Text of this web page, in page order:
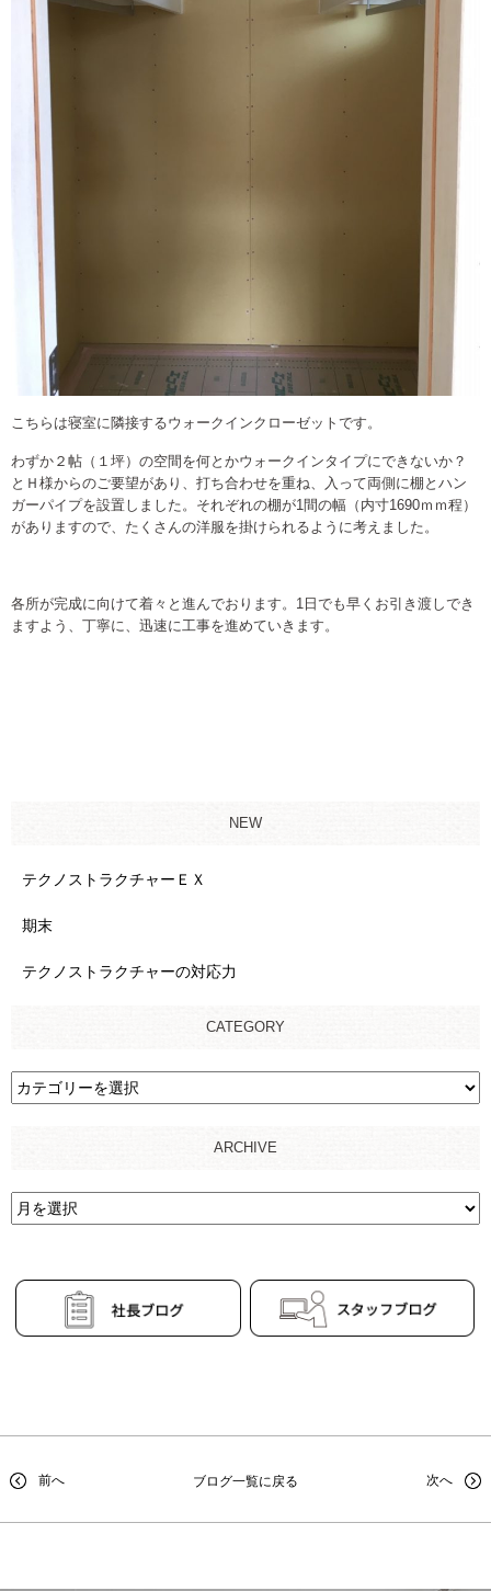
こちらは寝室に隣接するウォークインクローゼットです。
わずか２帖（１坪）の空間を何とかウォークインタイプにできないか？
とＨ様からのご要望があり、打ち合わせを重ね、入って両側に棚とハン
ガーパイプを設置しました。それぞれの棚が1間の幅（内寸1690ｍｍ程）
がありますので、たくさんの洋服を掛けられるように考えました。
各所が完成に向けて着々と進んでおります。1日でも早くお引き渡しでき
ますよう、丁寧に、迅速に工事を進めていきます。
NEW
テクノストラクチャーＥＸ
期末
テクノストラクチャーの対応力
CATEGORY
ARCHIVE
ブログ一覧に戻る
前へ 次へ